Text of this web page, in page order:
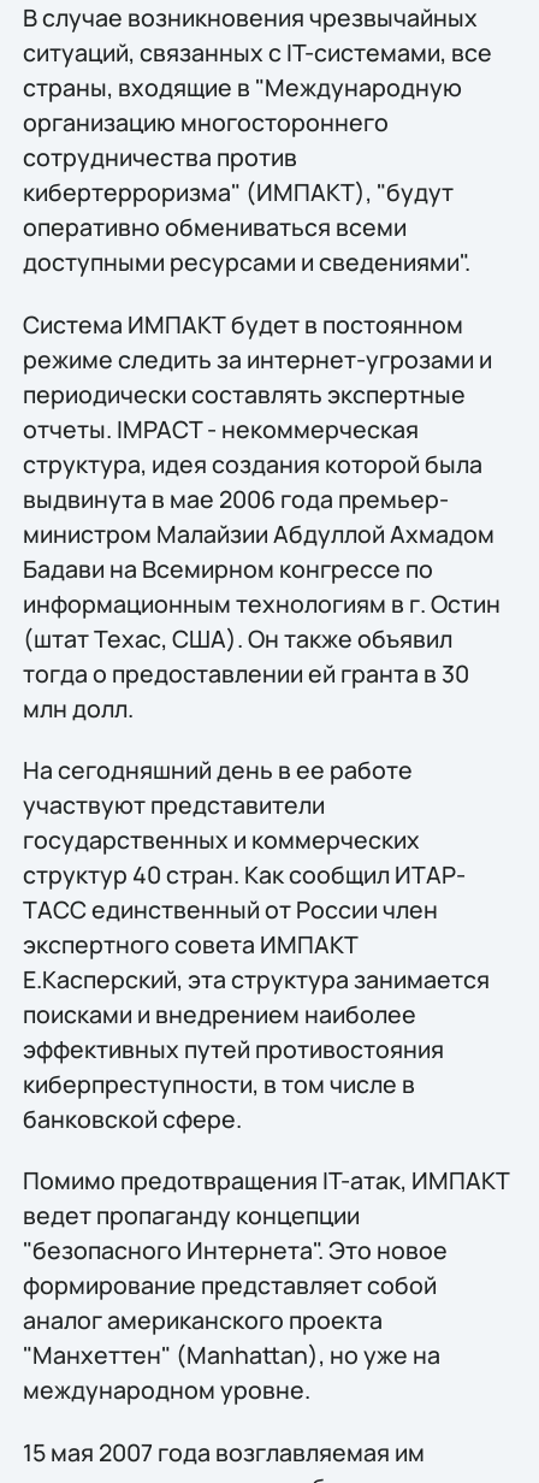
В случае возникновения чрезвычайных
ситуаций, связанных с IT-системами, все
страны, входящие в "Международную
организацию многостороннего
сотрудничества против
кибертерроризма" (ИМПАКТ), "будут
оперативно обмениваться всеми
доступными ресурсами и сведениями".
Система ИМПАКТ будет в постоянном
режиме следить за интернет-угрозами и
периодически составлять экспертные
отчеты. IMPACT - некоммерческая
структура, идея создания которой была
выдвинута в мае 2006 года премьер-
министром Малайзии Абдуллой Ахмадом
Бадави на Всемирном конгрессе по
информационным технологиям в г. Остин
(штат Техас, США). Он также объявил
тогда о предоставлении ей гранта в 30
млн долл.
На сегодняшний день в ее работе
участвуют представители
государственных и коммерческих
структур 40 стран. Как сообщил ИТАР-
ТАСС единственный от России член
экспертного совета ИМПАКТ
Е.Касперский, эта структура занимается
поисками и внедрением наиболее
эффективных путей противостояния
киберпреступности, в том числе в
банковской сфере.
Помимо предотвращения IT-атак, ИМПАКТ
ведет пропаганду концепции
"безопасного Интернета". Это новое
формирование представляет собой
аналог американского проекта
"Манхеттен" (Manhattan), но уже на
международном уровне.
15 мая 2007 года возглавляемая им